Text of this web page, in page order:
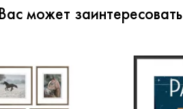
Вас может заинтересовать